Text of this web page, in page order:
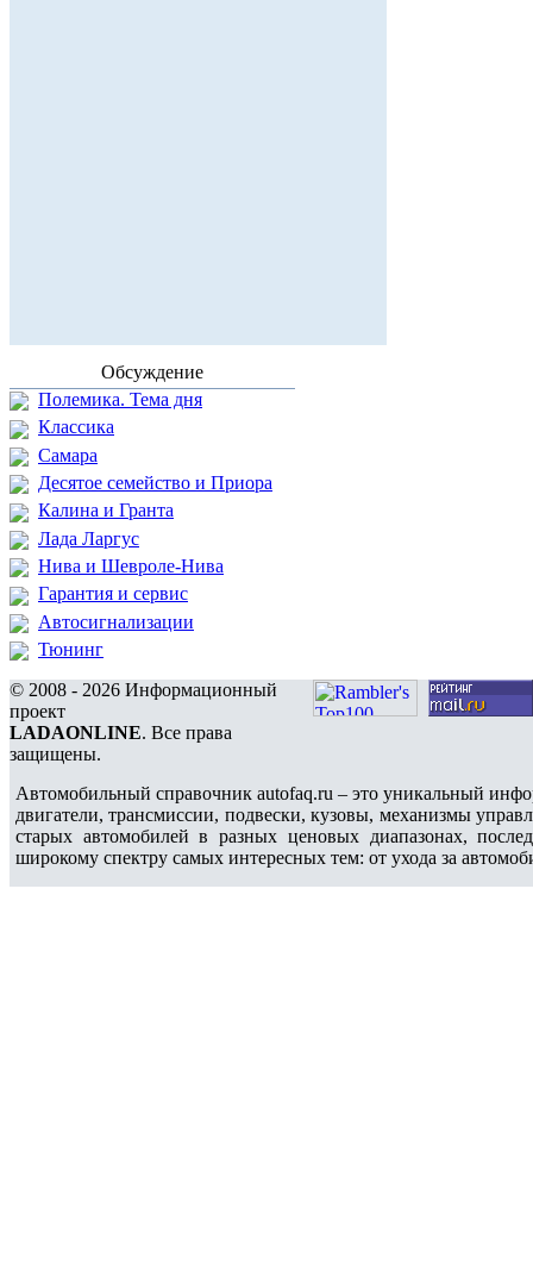
Обсуждение
Полемика. Тема дня
Классика
Самара
Десятое семейство и Приора
Калина и Гранта
Лада Ларгус
Нива и Шевроле-Нива
Гарантия и сервис
Автосигнализации
Тюнинг
© 2008 - 2026 Информационный
проект
LADAONLINE. Все права
защищены.
Автомобильный справочник autofaq.ru – это уникальный
двигатели, трансмиссии, подвески, кузовы, механизмы
старых автомобилей в разных ценовых диапазонах,
широкому спектру самых интересных тем: от ухода за